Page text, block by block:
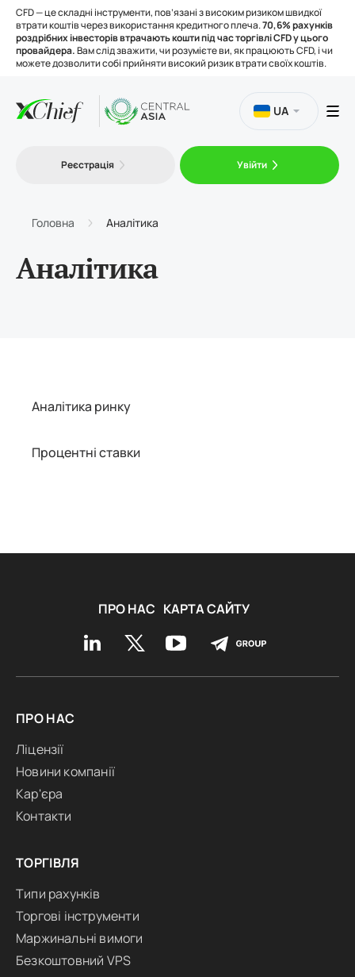
CFD — це складні інструменти, пов’язані з високим ризиком швидкої
втрати коштів через використання кредитного плеча.70,6% рахунків
роздрібних інвесторів втрачають кошти під час торгівлі CFD у цього
провайдера.Вам слід зважити, чи розумієте ви, як працюють CFD, і чи
можете дозволити собі прийняти високий ризик втрати своїх коштів.
Торгівля
Інструменти
UA
Реєстрація Увійти
Головна Аналітика
Аналітика
Аналітика ринку
Процентні ставки
ПРО НАС КАРТА САЙТУ
ПРО НАС
Ліцензії
Новини компанії
Кар'єра
Контакти
ТОРГІВЛЯ
Типи рахунків
Торгові інструменти
Маржинальні вимоги
Безкоштовний VPS